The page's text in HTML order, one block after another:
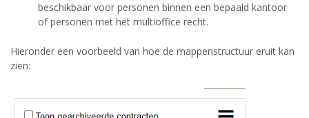
beschikbaar voor personen binnen een bepaald kantoor
of personen met het multioffice recht.
Hieronder een voorbeeld van hoe de mappenstructuur eruit kan
zien: